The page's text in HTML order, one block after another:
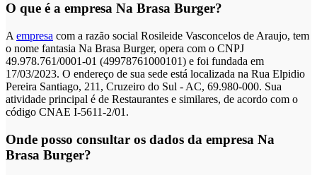
O que é a empresa Na Brasa Burger?
A empresa com a razão social Rosileide Vasconcelos de Araujo, tem
o nome fantasia Na Brasa Burger, opera com o CNPJ
49.978.761/0001-01 (49978761000101) e foi fundada em
17/03/2023. O endereço de sua sede está localizada na Rua Elpidio
Pereira Santiago, 211, Cruzeiro do Sul - AC, 69.980-000. Sua
atividade principal é de Restaurantes e similares, de acordo com o
código CNAE I-5611-2/01.
Onde posso consultar os dados da empresa Na
Brasa Burger?